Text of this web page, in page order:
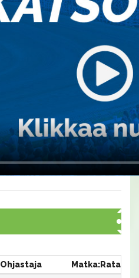
Ohjastaja Matka:Rata